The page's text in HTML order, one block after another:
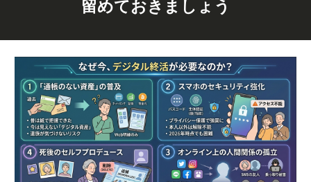
留めておきましょう